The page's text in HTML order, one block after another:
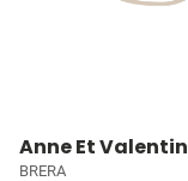
Anne Et Valentin
BRERA